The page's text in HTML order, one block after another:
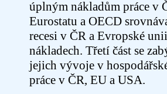
úplným nákladům práce v
Eurostatu a OECD
recesi v ČR a Evropské
nákladech. Třetí část se
jejich vývoje v
práce v ČR, EU a USA.